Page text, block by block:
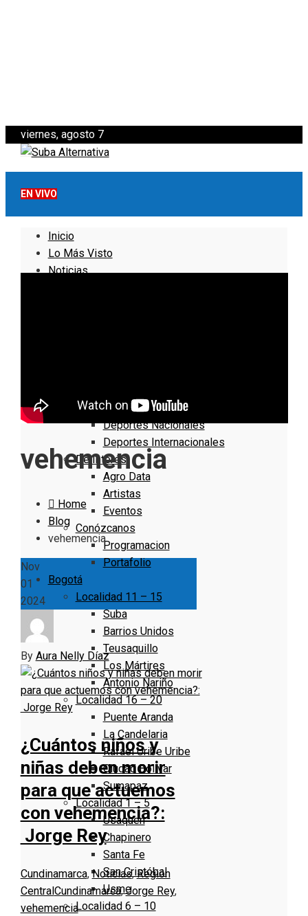
viernes, agosto 7
EN VIVO
Inicio
Lo Más Visto
Noticias
Deportes Locales
Deportes Nacionales
Deportes Internacionales
De Interés
Agro Data
Artistas
Eventos
Conózcanos
Programacion
Portafolio
Bogotá
Localidad 11 – 15
Suba
Barrios Unidos
Teusaquillo
Los Mártires
Antonio Nariño
Localidad 16 – 20
Puente Aranda
La Candelaria
Rafael Uribe Uribe
Ciudad Bolivar
Sumapaz
Localidad 1 – 5
Usaquen
Chapinero
Santa Fe
San Cristóbal
Usme
Localidad 6 – 10
vehemencia
Home
Blog
vehemencia
Nov
01
2024
By Aura Nelly Díaz
¿Cuántos niños y
niñas deben morir
para que actuemos
con vehemencia?:
Jorge Rey
Cundinamarca,Noticias,Región
Central Cundinamarca,Jorge Rey,
vehemencia